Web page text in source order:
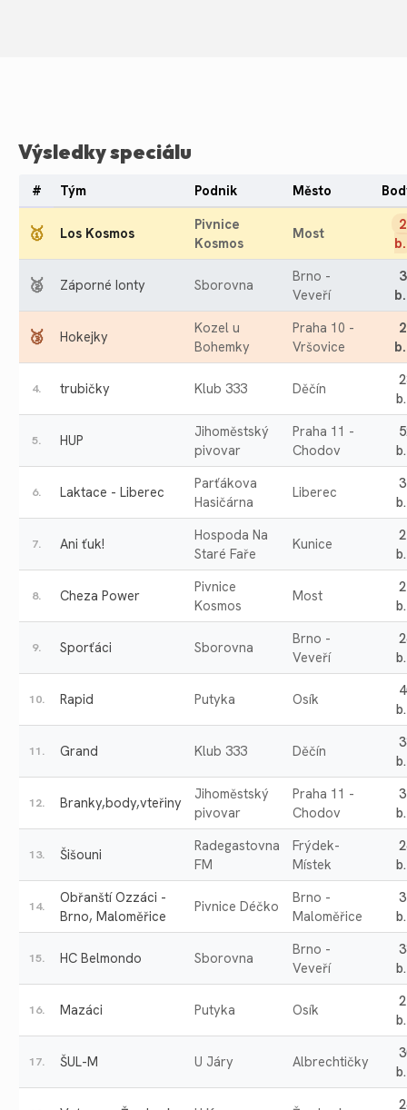
Výsledky speciálu
# Tým Podnik Město
🥇 Los Kosmos
Pivnice
Kosmos
Most
b.
🥈 Záporné Ionty Sborovna
Brno -
Veveří
b.
🥉 Hokejky
Kozel u
Bohemky
Praha 10 -
Vršovice
b.
4. trubičky Klub 333 Děčín
b.
5. HUP
Jihoměstský
pivovar
Praha 11 -
Chodov
b.
6. Laktace - Liberec
Parťákova
Hasičárna
Liberec
b.
7. Ani ťuk!
Hospoda Na
Staré Faře
Kunice
b.
8. Cheza Power
Pivnice
Kosmos
Most
b.
9. Sporťáci Sborovna
Brno -
Veveří
b.
10. Rapid Putyka Osík
b.
11. Grand Klub 333 Děčín
b.
12. Branky,body,vteřiny
Jihoměstský
pivovar
Praha 11 -
Chodov
b.
13. Šišouni
Radegastovna
FM
Frýdek-
Místek
b.
14.
Obřanští Ozzáci -
Brno, Maloměřice
Pivnice Déčko
Brno -
Maloměřice
b.
15. HC Belmondo Sborovna
Brno -
Veveří
b.
16. Mazáci Putyka Osík
b.
17. ŠUL-M U Járy Albrechtičky
b.